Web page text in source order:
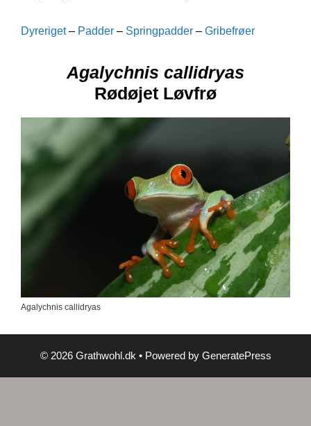
Dyreriget– Padder – Springpadder – Gribefrøer
Agalychnis callidryas
Rødøjet Løvfrø
Agalychnis callidryas
© 2026 Grathwohl.dk • Powered by GeneratePress